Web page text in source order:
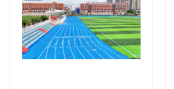
Fabriekstour